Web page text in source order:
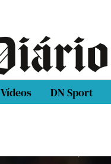
Vídeos DN Sport